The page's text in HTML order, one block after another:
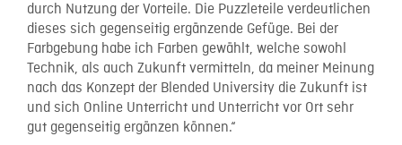
durch Nutzung der Vorteile. Die Puzzleteile verdeutlichen
dieses sich gegenseitig ergänzende Gefüge. Bei der
Farbgebung habe ich Farben gewählt, welche sowohl
Technik, als auch Zukunft vermitteln, da meiner Meinung
nach das Konzept der Blended University die Zukunft ist
und sich Online Unterricht und Unterricht vor Ort sehr
gut gegenseitig ergänzen können.“